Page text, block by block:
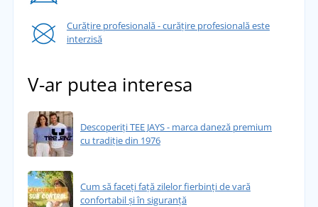
Curățire profesională - curățire profesională este
interzisă
V-ar putea interesa
Descoperiți TEE JAYS - marca daneză premium
cu tradiție din 1976
Cum să faceți față zilelor fierbinți de vară
confortabil și în siguranță